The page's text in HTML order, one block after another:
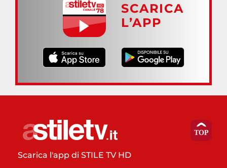
SCARICA
L’APP
Scarica l'app di STILE TV HD